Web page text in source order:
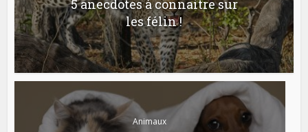
5 anecdotes à connaitre sur
les félin !
Animaux